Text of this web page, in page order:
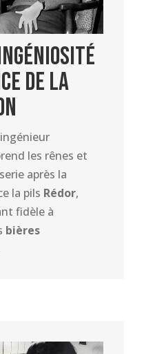
de la
les rênes et
après la
la pils Rédor,
fidèle à
bières